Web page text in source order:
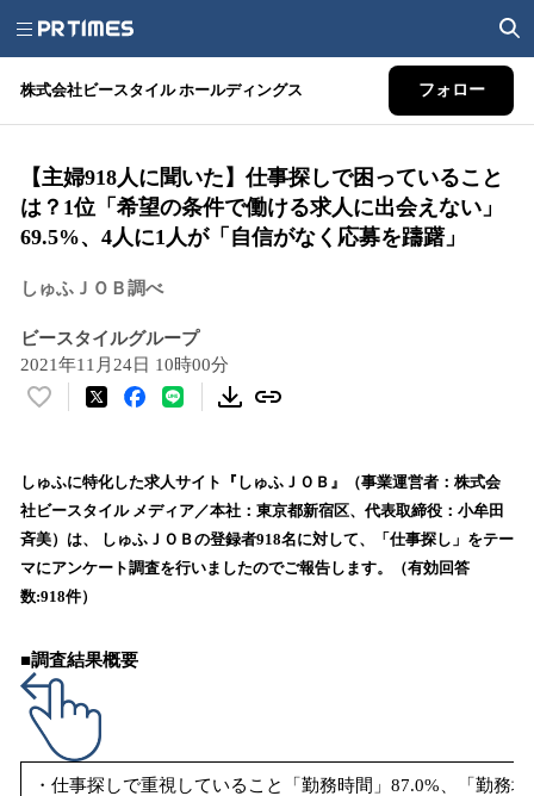
株式会社ビースタイル ホールディングス フォロー
【主婦918人に聞いた】仕事探しで困っていること
は？1位「希望の条件で働ける求人に出会えない」
69.5%、4人に1人が「自信がなく応募を躊躇」
しゅふＪＯＢ調べ
ビースタイルグループ
2021年11月24日 10時00分
い
！
数
を
読
込
中
で
す
しゅふに特化した求人サイト『しゅふＪＯＢ』（事業運営者：株式会
社ビースタイル メディア／本社：東京都新宿区、代表取締役：小牟田
斉美）は、 しゅふＪＯＢの登録者918名に対して、「仕事探し」をテー
マにアンケート調査を行いましたのでご報告します。（有効回答
数:918件）
■調査結果概要
・仕事探しで重視していること「勤務時間」87.0%、「勤務